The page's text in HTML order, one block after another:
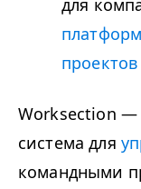
для
проектов
Worksection —
система для
командными